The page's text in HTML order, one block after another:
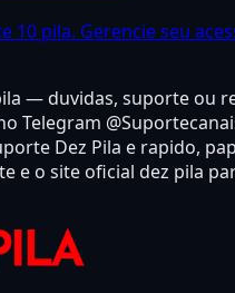
10 pila. Gerencie seu
— duvidas, suporte ou
Telegram
Dez Pila e rapido,
e o site oficial dez pila